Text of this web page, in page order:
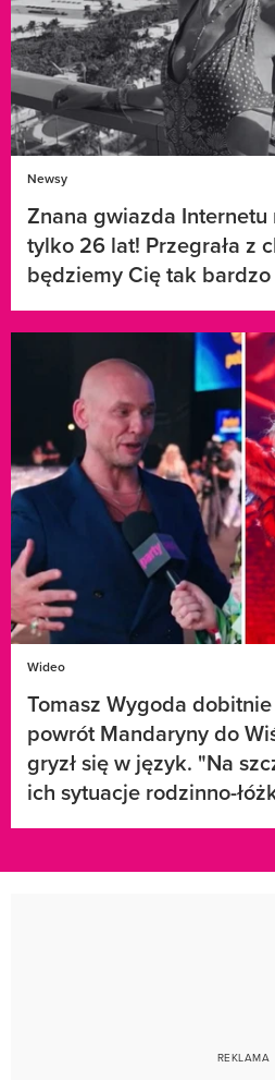
Newsy
Znana gwiazda Internetu
tylko 26 lat! Przegrała z
będziemy Cię tak
Wideo
Tomasz Wygoda
powrót Mandaryny do
gryzł się w język. "Na
ich sytuacje rodzinno-